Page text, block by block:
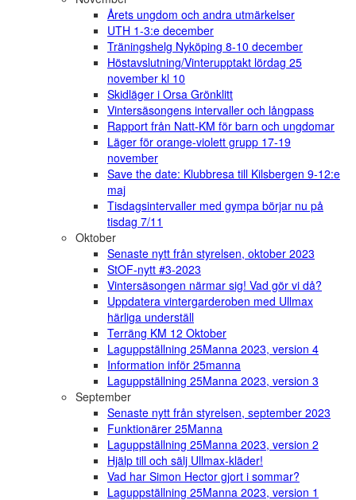
Årets ungdom och andra utmärkelser
UTH 1-3:e december
Träningshelg Nyköping 8-10 december
Höstavslutning/Vinterupptakt lördag 25
november kl 10
Skidläger i Orsa Grönklitt
Vintersäsongens intervaller och långpass
Rapport från Natt-KM för barn och ungdomar
Läger för orange-violett grupp 17-19
november
Save the date: Klubbresa till Kilsbergen 9-12:e
maj
Tisdagsintervaller med gympa börjar nu på
tisdag 7/11
Oktober
Senaste nytt från styrelsen, oktober 2023
StOF-nytt #3-2023
Vintersäsongen närmar sig! Vad gör vi då?
Uppdatera vintergarderoben med Ullmax
härliga underställ
Terräng KM 12 Oktober
Laguppställning 25Manna 2023, version 4
Information inför 25manna
Laguppställning 25Manna 2023, version 3
September
Senaste nytt från styrelsen, september 2023
Funktionärer 25Manna
Laguppställning 25Manna 2023, version 2
Hjälp till och sälj Ullmax-kläder!
Vad har Simon Hector gjort i sommar?
Laguppställning 25Manna 2023, version 1